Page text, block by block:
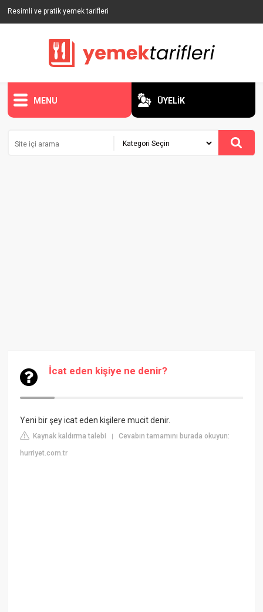
Resimli ve pratik yemek tarifleri
MENU ÜYELİK
İcat eden kişiye ne denir?
Yeni bir şey icat eden kişilere mucit denir.
Kaynak kaldırma talebi |Cevabın tamamını burada okuyun:
hurriyet.com.tr